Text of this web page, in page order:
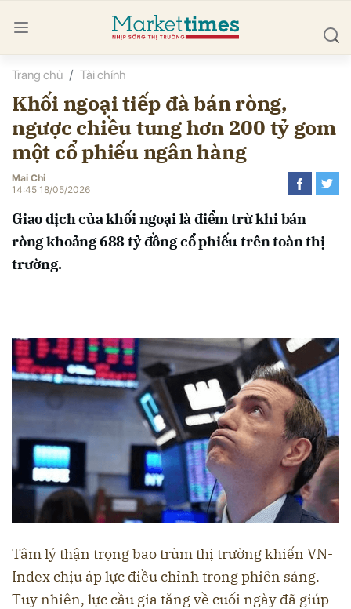
Trang chủ Tài chính
Khối ngoại tiếp đà bán ròng,
ngược chiều tung hơn 200 tỷ gom
một cổ phiếu ngân hàng
Mai Chi
14:45 18/05/2026
Giao dịch của khối ngoại là điểm trừ khi bán
ròng khoảng 688 tỷ đồng cổ phiếu trên toàn thị
trường.
Tâm lý thận trọng bao trùm thị trường khiến VN-
Index chịu áp lực điều chỉnh trong phiên sáng.
Tuy nhiên, lực cầu gia tăng về cuối ngày đã giúp
luận
Hủy